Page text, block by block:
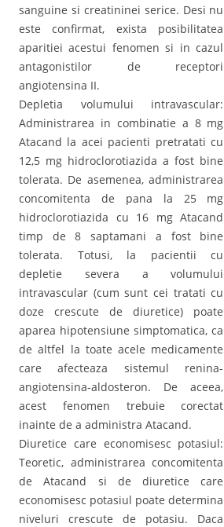
sanguine si creatininei serice. Desi nu
este confirmat, exista posibilitatea
aparitiei acestui fenomen si in cazul
antagonistilor de receptori
angiotensina II.
Depletia volumului intravascular:
Administrarea in combinatie a 8 mg
Atacand la acei pacienti pretratati cu
12,5 mg hidroclorotiazida a fost bine
tolerata. De asemenea, administrarea
concomitenta de pana la 25 mg
hidroclorotiazida cu 16 mg Atacand
timp de 8 saptamani a fost bine
tolerata. Totusi, la pacientii cu
depletie severa a volumului
intravascular (cum sunt cei tratati cu
doze crescute de diuretice) poate
aparea hipotensiune simptomatica, ca
de altfel la toate acele medicamente
care afecteaza sistemul renina-
angiotensina-aldosteron. De aceea,
acest fenomen trebuie corectat
inainte de a administra Atacand.
Diuretice care economisesc potasiul:
Teoretic, administrarea concomitenta
de Atacand si de diuretice care
economisesc potasiul poate determina
niveluri crescute de potasiu. Daca